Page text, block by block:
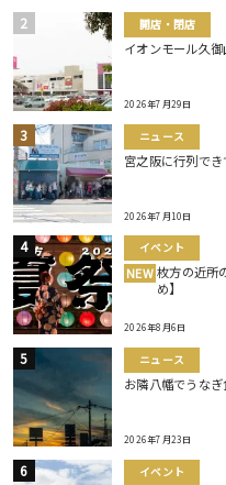
開店・閉店
イオンモール久
2026年7月29日
ニュース
宮之阪に行列で
2026年7月10日
イベント
NEW 枚方の近所
め】
2026年8月6日
ニュース
お隣八幡でうなぎ
2026年7月23日
イベント